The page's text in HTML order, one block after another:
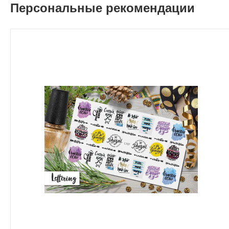
Персональные рекомендации